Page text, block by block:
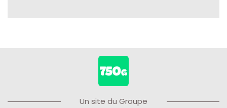
Un site du Groupe